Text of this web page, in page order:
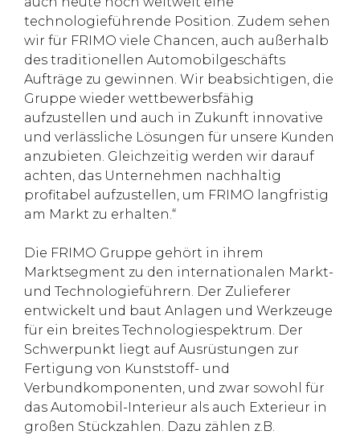
technologieführende Position. Zudem sehen
wir für FRIMO viele Chancen, auch außerhalb
des traditionellen Automobilgeschäfts
Aufträge zu gewinnen. Wir beabsichtigen, die
Gruppe wieder wettbewerbsfähig
aufzustellen und auch in Zukunft innovative
und verlässliche Lösungen für unsere Kunden
anzubieten. Gleichzeitig werden wir darauf
achten, das Unternehmen nachhaltig
profitabel aufzustellen, um FRIMO langfristig
am Markt zu erhalten.“
Die FRIMO Gruppe gehört in ihrem
Marktsegment zu den internationalen Markt-
und Technologieführern. Der Zulieferer
entwickelt und baut Anlagen und Werkzeuge
für ein breites Technologiespektrum. Der
Schwerpunkt liegt auf Ausrüstungen zur
Fertigung von Kunststoff- und
Verbundkomponenten, und zwar sowohl für
das Automobil-Interieur als auch Exterieur in
großen Stückzahlen. Dazu zählen z.B.